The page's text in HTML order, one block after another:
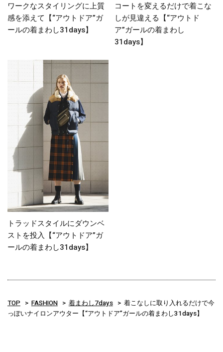
ワークなスタイリングに上質
感を添えて【“アウトドア”ガ
ールの着まわし31days】
コートを変えるだけで着こな
しが見違える【“アウトド
ア”ガールの着まわし
31days】
トラッドスタイルにダウンベ
ストを投入【“アウトドア”ガ
ールの着まわし31days】
TOP FASHION 着まわし7days
着こなしに取り入れるだけで今
っぽいナイロンアウター【“アウトドア”ガールの着まわし31days】